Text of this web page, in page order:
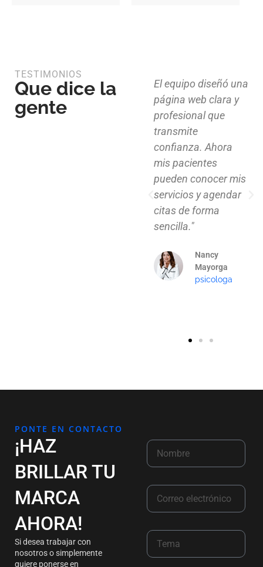
TESTIMONIOS
Que dice la
gente
Diseño limpio,
estructura funcional
y atención al detalle.
El equipo diseñó una
página web clara y
profesional que
transmite
confianza. Ahora
mis pacientes
pueden conocer mis
servicios y agendar
citas de forma
sencilla."
Nancy
Mayorga
psicologa
PONTE EN CONTACTO
¡HAZ
BRILLAR TU
MARCA
AHORA!
Si desea trabajar con
nosotros o simplemente
quiere ponerse en